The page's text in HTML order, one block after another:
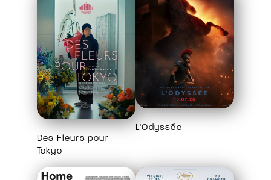
Des Fleurs pour
Tokyo
L'Odyssée